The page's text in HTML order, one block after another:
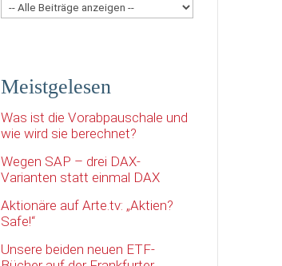
Meistgelesen
Was ist die Vorabpauschale und
wie wird sie berechnet?
Wegen SAP – drei DAX-
Varianten statt einmal DAX
Aktionäre auf Arte.tv: „Aktien?
Safe!“
Unsere beiden neuen ETF-